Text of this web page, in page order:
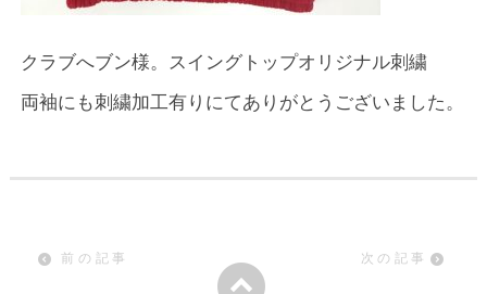
クラブへブン様。スイングトップオリジナル刺繍
両袖にも刺繍加工有りにてありがとうございました。
前の記事 次の記事